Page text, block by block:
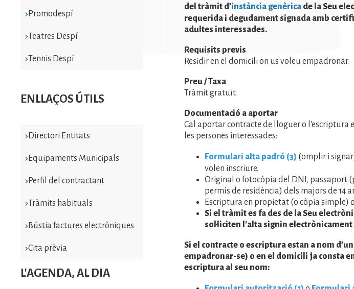
Promodespí
Teatres Despí
Tennis Despí
ENLLAÇOS ÚTILS
Directori Entitats
Equipaments Municipals
Perfil del contractant
Tràmits habituals
Bústia factures electròniques
Cita prèvia
L'AGENDA, AL DIA
del tràmit d’instància genèrica de la Seu
requerida i degudament signada amb
adultes interessades.
Requisits previs
Residir en el domicili on us voleu empadronar.
Preu / Taxa
Tràmit gratuït.
Documentació a aportar
Cal aportar contracte de lloguer o l'escriptura
les persones interessades:
Formulari alta padró (3) (omplir i
volen inscriure.
Original o fotocòpia del DNI, passaport
permís de residència) dels majors de 14
Escriptura en propietat (o còpia simple)
Si el tràmit es fa des de la Seu
sol·liciten l'alta signin
Si el contracte o escriptura estan a nom
empadronar-se) o en el domicili ja consta
escriptura al seu nom: